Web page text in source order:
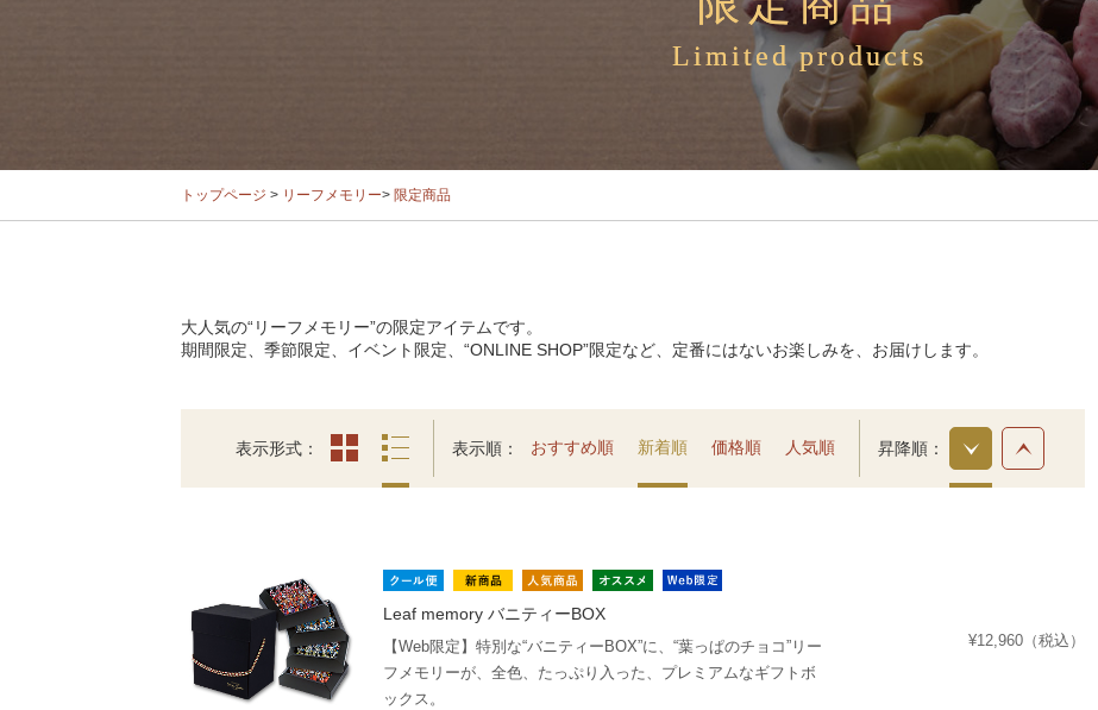
Limited products
トップページ > リーフメモリー> 限定商品
大人気の“リーフメモリー”の限定アイテムです。
期間限定、季節限定、イベント限定、“ONLINE SHOP”限定など、定番にはないお楽しみを、お届けします。
表示形式 表示順 おすすめ順 新着順 価格順 人気順 昇降順
Leaf memory バニティーBOX
【Web限定】特別な“バニティーBOX”に、“葉っぱのチョコ”リー
フメモリーが、全色、たっぷり入った、プレミアムなギフトボ
ックス。
¥12,960（税込）